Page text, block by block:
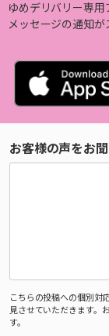
ゆめデリバリー専用
メッセージの通知が
お客様の声をお
こちらの投稿への個別対
見させていただきます。
す。